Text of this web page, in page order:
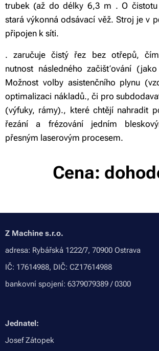
trubek (až do délky 6,3 m . O
stará výkonná odsávací věž. Stroj je v
připojen k síti.
. zaručuje čistý řez bez otřepů,
nutnost následného začišťování
Možnost volby asistenčního plynu
optimalizaci nákladů., či pro
(výfuky, rámy)., které chtějí nahradit
řezání a frézování jedním
přesným laserovým procesem.
Cena:
Z Machine s.r.o.
adresa: Rybářská 1222/7, 70900 Ostrava
IČ: 17614988, DIČ: CZ17614988
bankovní spojení: 6379079389 / 0300
Jednatel:
Josef Zátopek